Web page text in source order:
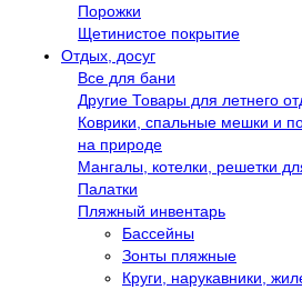
Порожки
Щетинистое покрытие
Отдых, досуг
Все для бани
Другие Товары для летнего
Коврики, спальные мешки и
на природе
Мангалы, котелки, решетки
Палатки
Пляжный инвентарь
Бассейны
Зонты пляжные
Круги, нарукавники,